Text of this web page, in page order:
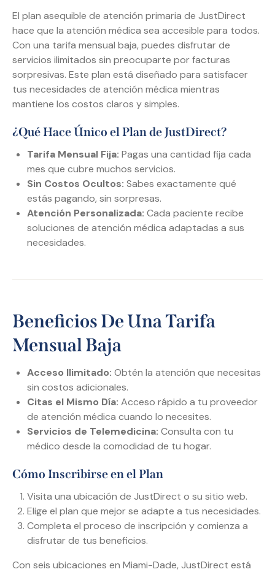
El plan asequible de atención primaria de JustDirect
hace que la atención médica sea accesible para todos.
Con una tarifa mensual baja, puedes disfrutar de
servicios ilimitados sin preocuparte por facturas
sorpresivas. Este plan está diseñado para satisfacer
tus necesidades de atención médica mientras
mantiene los costos claros y simples.
¿Qué Hace Único el Plan de JustDirect?
Tarifa Mensual Fija: Pagas una cantidad fija cada
mes que cubre muchos servicios.
Sin Costos Ocultos: Sabes exactamente qué
estás pagando, sin sorpresas.
Atención Personalizada: Cada paciente recibe
soluciones de atención médica adaptadas a sus
necesidades.
Beneficios De Una Tarifa
Mensual Baja
Acceso Ilimitado: Obtén la atención que necesitas
sin costos adicionales.
Citas el Mismo Día: Acceso rápido a tu proveedor
de atención médica cuando lo necesites.
Servicios de Telemedicina: Consulta con tu
médico desde la comodidad de tu hogar.
Cómo Inscribirse en el Plan
Visita una ubicación de JustDirect o su sitio web.
Elige el plan que mejor se adapte a tus necesidades.
Completa el proceso de inscripción y comienza a
disfrutar de tus beneficios.
Con seis ubicaciones en Miami-Dade, JustDirect está